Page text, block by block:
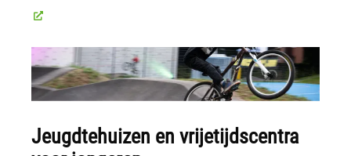
Jeugdtehuizen en vrijetijdscentra